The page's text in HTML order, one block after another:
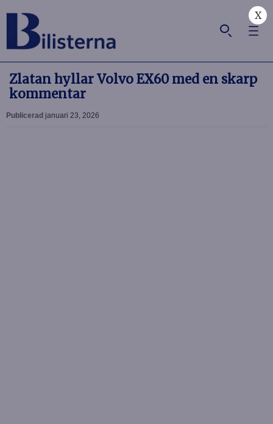
X
Zlatan hyllar Volvo EX60 med en skarp
kommentar
Publicerad januari 23, 2026